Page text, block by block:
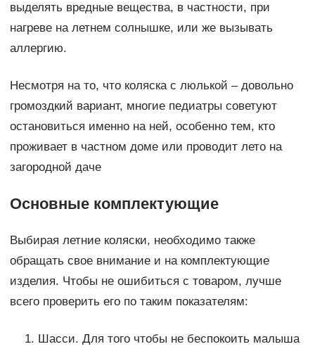
выделять вредные вещества, в частности, при
нагреве на летнем солнышке, или же вызывать
аллергию.
Несмотря на то, что коляска с люлькой – довольно
громоздкий вариант, многие педиатры советуют
остановиться именно на ней, особенно тем, кто
проживает в частном доме или проводит лето на
загородной даче
Основные комплектующие
Выбирая летние коляски, необходимо также
обращать свое внимание и на комплектующие
изделия. Чтобы не ошибиться с товаром, лучше
всего проверить его по таким показателям:
Шасси. Для того чтобы не беспокоить малыша